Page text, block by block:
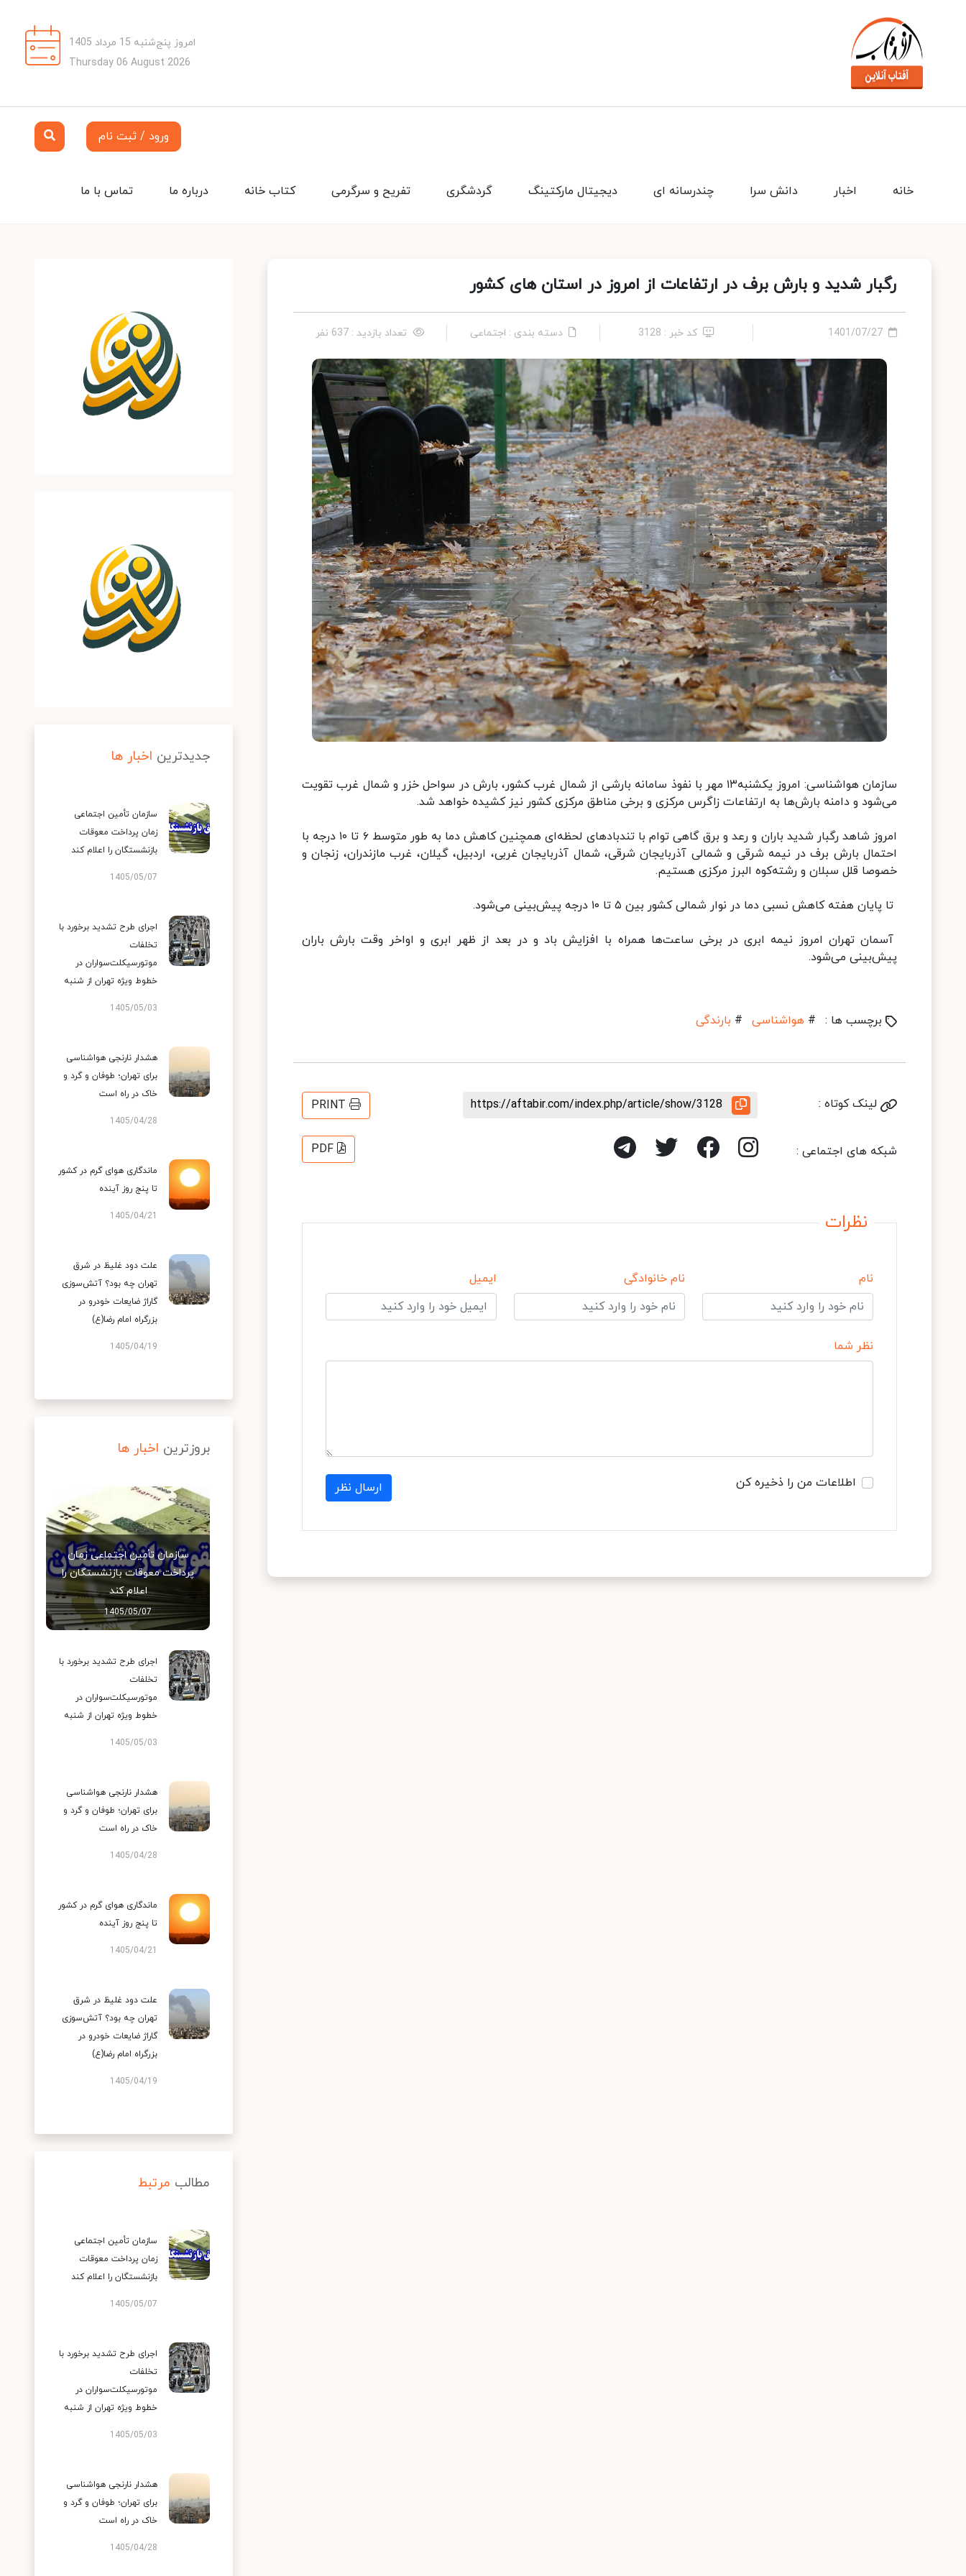
امروز پنج‌شنبه 15 مرداد 1405
Thursday 06 August 2026
ورود / ثبت نام
تماس با ما درباره ما کتاب خانه تفریح و سرگرمی گردشگری دیجیتال مارکتینگ چندرسانه ای دانش سرا اخبار خانه
رگبار شدید و بارش برف در ارتفاعات از امروز در استان های کشور
1401/07/27 کد خبر : 3128 دسته بندی : اجتماعی تعداد بازدید : 637 نفر
سازمان هواشناسی: امروز یکشنبه١٣ مهر با نفوذ سامانه بارشی از شمال غرب کشور، بارش در سواحل خزر و شمال غرب تقویت
می‌شود و دامنه بارش‌ها به ارتفاعات زاگرس مرکزی و برخی مناطق مرکزی کشور نیز کشیده خواهد شد.
امروز شاهد رگبار شدید باران و رعد و برق گاهی توام با تندبادهای لحظه‌ای همچنین کاهش دما به طور متوسط ۶ تا ۱۰ درجه با
احتمال بارش برف در نیمه شرقی و شمالی آذربایجان شرقی، شمال آذربایجان غربی، اردبیل، گیلان، غرب مازندران، زنجان و
خصوصا قلل سبلان و رشته‌کوه البرز مرکزی هستیم.
تا پایان هفته کاهش نسبی دما در نوار شمالی کشور بین ۵ تا ۱۰ درجه پیش‌بینی می‌شود.
آسمان تهران امروز نیمه ابری در برخی ساعت‌ها همراه با افزایش باد و در بعد از ظهر ابری و اواخر وقت بارش باران
پیش‌بینی می‌شود.
برچسب ها : # هواشناسی # بارندگی
لینک کوتاه : https://aftabir.com/index.php/article/show/3128
PRINT
شبکه های اجتماعی : PDF
نظرات
نام نام خانوادگی ایمیل
نظر شما
اطلاعات من را ذخیره کن ارسال نظر
جدیدترین اخبار ها
سازمان تأمین اجتماعی
زمان پرداخت معوقات
بازنشستگان را اعلام کند
1405/05/07
اجرای طرح تشدید برخورد با
تخلفات
موتورسیکلت‌سواران در
خطوط ویژه تهران از شنبه
1405/05/03
هشدار نارنجی هواشناسی
برای تهران؛ طوفان و گرد و
خاک در راه است
1405/04/28
ماندگاری هوای گرم در کشور
تا پنج روز آینده
1405/04/21
علت دود غلیظ در شرق
تهران چه بود؟ آتش‌سوزی
گاراژ ضایعات خودرو در
بزرگراه امام رضا(ع)
1405/04/19
بروزترین اخبار ها
سازمان تأمین اجتماعی زمان
پرداخت معوقات بازنشستگان را
اعلام کند
1405/05/07
اجرای طرح تشدید برخورد با
تخلفات
موتورسیکلت‌سواران در
خطوط ویژه تهران از شنبه
1405/05/03
هشدار نارنجی هواشناسی
برای تهران؛ طوفان و گرد و
خاک در راه است
1405/04/28
ماندگاری هوای گرم در کشور
تا پنج روز آینده
1405/04/21
علت دود غلیظ در شرق
تهران چه بود؟ آتش‌سوزی
گاراژ ضایعات خودرو در
بزرگراه امام رضا(ع)
1405/04/19
مطالب مرتبط
سازمان تأمین اجتماعی
زمان پرداخت معوقات
بازنشستگان را اعلام کند
1405/05/07
اجرای طرح تشدید برخورد با
تخلفات
موتورسیکلت‌سواران در
خطوط ویژه تهران از شنبه
1405/05/03
هشدار نارنجی هواشناسی
برای تهران؛ طوفان و گرد و
خاک در راه است
1405/04/28